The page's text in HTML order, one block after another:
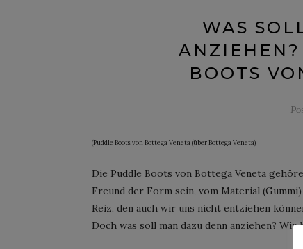
WAS
BOOTS
(Puddle Boots von Bottega Veneta (über Bottega Veneta)
Die Puddle Boots von Bottega Veneta
Freund der Form sein, vom Material
Reiz, den auch wir uns nicht entziehen
Doch was soll man dazu denn anziehen? Wir